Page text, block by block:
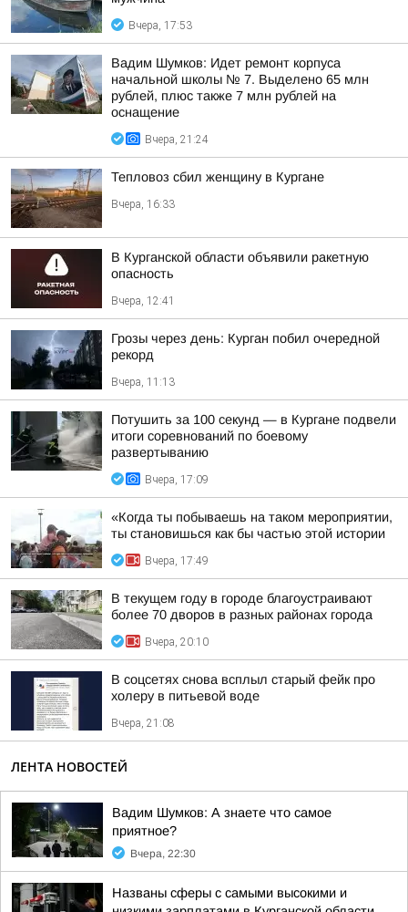
Вчера, 17:53
Вадим Шумков: Идет ремонт корпуса
начальной школы № 7. Выделено 65 млн
рублей, плюс также 7 млн рублей на
оснащение
Вчера, 21:24
Тепловоз сбил женщину в Кургане
Вчера, 16:33
В Курганской области объявили ракетную
опасность
Вчера, 12:41
Грозы через день: Курган побил очередной
рекорд
Вчера, 11:13
Потушить за 100 секунд — в Кургане подвели
итоги соревнований по боевому
развертыванию
Вчера, 17:09
«Когда ты побываешь на таком мероприятии,
ты становишься как бы частью этой истории
Вчера, 17:49
В текущем году в городе благоустраивают
более 70 дворов в разных районах города
Вчера, 20:10
В соцсетях снова всплыл старый фейк про
холеру в питьевой воде
Вчера, 21:08
ЛЕНТА НОВОСТЕЙ
Вадим Шумков: А знаете что самое
приятное?
Вчера, 22:30
Названы сферы с самыми высокими и